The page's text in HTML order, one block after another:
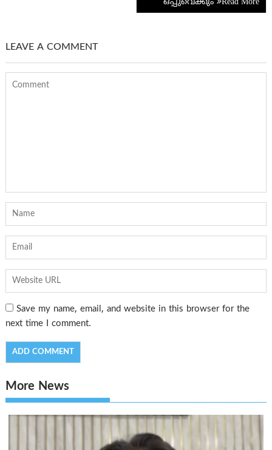
LEAVE A COMMENT
Save my name, email, and website in this browser for the
next time I comment.
More News